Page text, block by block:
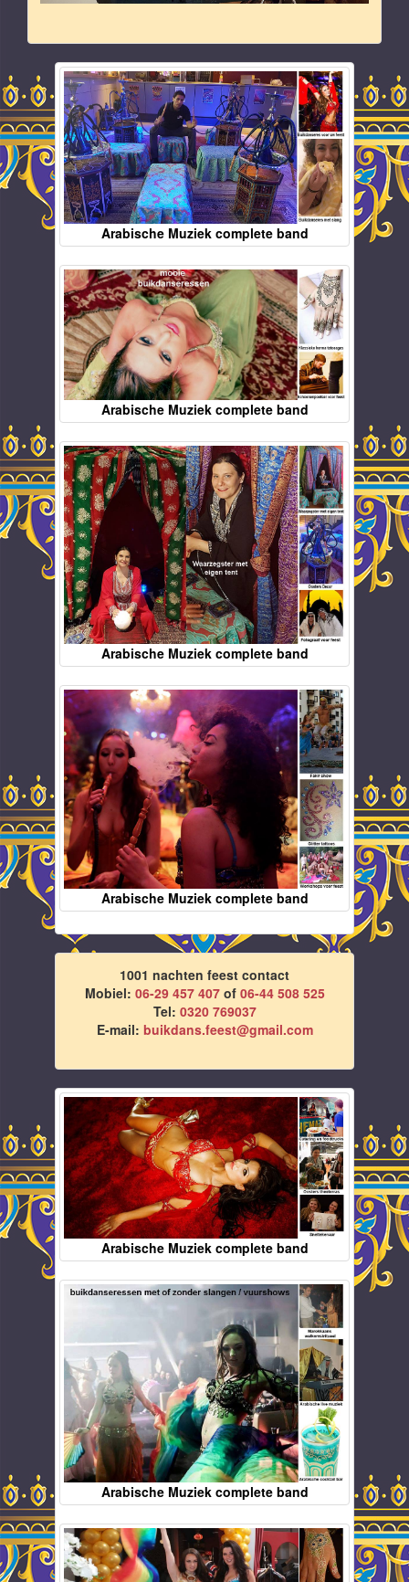
Arabische Muziek complete band
Arabische Muziek complete band
Arabische Muziek complete band
Arabische Muziek complete band
1001 nachten feest contact
Mobiel: 06-29 457 407of 06-44 508 525
Tel: 0320 769037
E-mail: buikdans.feest@gmail.com
Arabische Muziek complete band
Arabische Muziek complete band